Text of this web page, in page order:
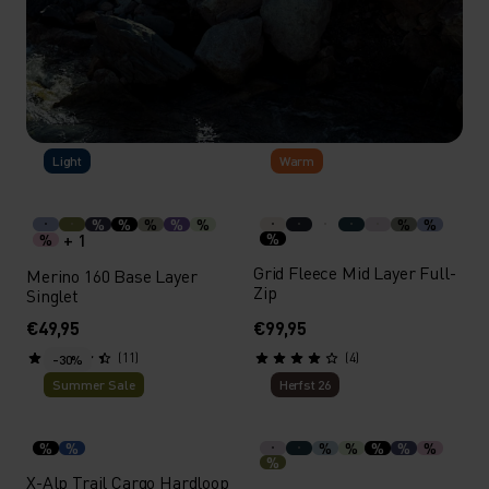
Light
% % % %
%
%
+ 1
Merino 160 Base Layer
Singlet
€49,95
(11)
Warm
% %
%
Grid Fleece Mid Layer Full-
Zip
€99,95
(4)
-30%
Summer Sale
% %
X-Alp Trail Cargo Hardloop
Herfst 26
% % % % %
%
TOT 40% KORTING
Meer stijlen toegevoegd - ontdek nu de selectie.
SHOP HEREN